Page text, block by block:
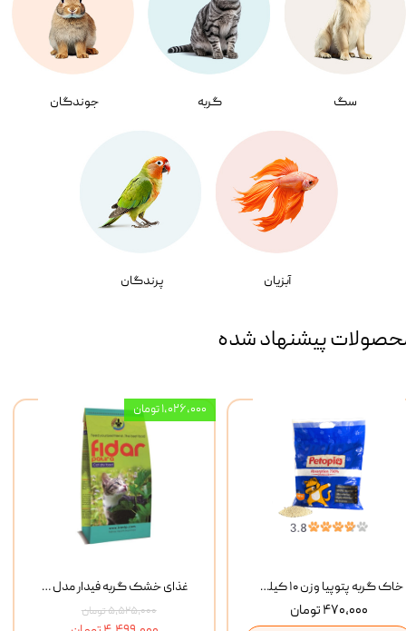
سگ گربه جوندگان
آبزیان پرندگان
پیشنهاد شده
غذای خشک گربه فیدار مدل Adult وزن 10 کیلوگرم
۵,۵۲۵,۰۰۰ تومان
۱,۰۲۶,۰۰۰ تومان
خاک گربه پتوپیا وزن ۱۰ کیلوگرم
۴۷۰,۰۰۰ تومان